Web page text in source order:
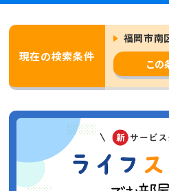
現在の検索条件
福岡市南
この